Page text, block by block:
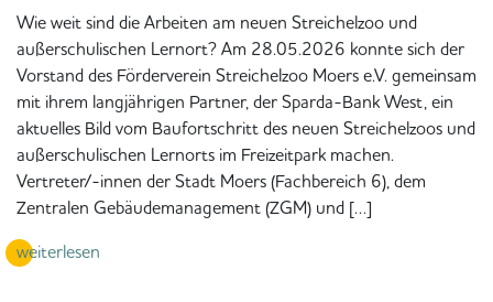
Wie weit sind die Arbeiten am neuen Streichelzoo und
außerschulischen Lernort? Am 28.05.2026 konnte sich der
Vorstand des Förderverein Streichelzoo Moers e.V. gemeinsam
mit ihrem langjährigen Partner, der Sparda-Bank West, ein
aktuelles Bild vom Baufortschritt des neuen Streichelzoos und
außerschulischen Lernorts im Freizeitpark machen.
Vertreter/-innen der Stadt Moers (Fachbereich 6), dem
Zentralen Gebäudemanagement (ZGM) und […]
weiterlesen